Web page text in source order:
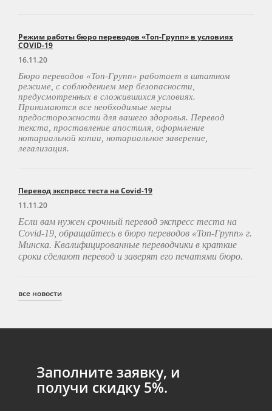
Режим работы бюро переводов «Топ-Групп» в условиях
COVID-19
16.11.20
Бюро переводов «Топ-Групп» работает в штатном
режиме, с соблюдением мер безопасности,
предусмотренных в сложившихся условиях.
Принимаются все необходимые меры
предосторожности для вашего здоровья. Перевод
текста, проставление апостиля, оформление
нотариальной копии, нотариальное заверение,
легализация.
Перевод экспресс теста на Covid-19
11.11.20
Если вам нужен срочный перевод экспресс теста на
Covid-19, обращайтесь в бюро переводов «Топ-Групп» г.
Минска. Квалифицированные переводчики в краткие
сроки сделают перевод и заверят его печатями бюро.
все новости
Заполните заявку, и
получи скидку 5%.